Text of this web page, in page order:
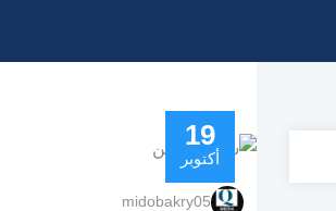
19
أكتوبر
midobakry05